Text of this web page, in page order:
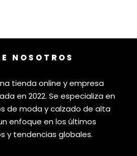
NOSOTROS
tienda online y empresa
en 2022. Se especializa en
de moda y calzado de alta
enfoque en los últimos
y tendencias globales.